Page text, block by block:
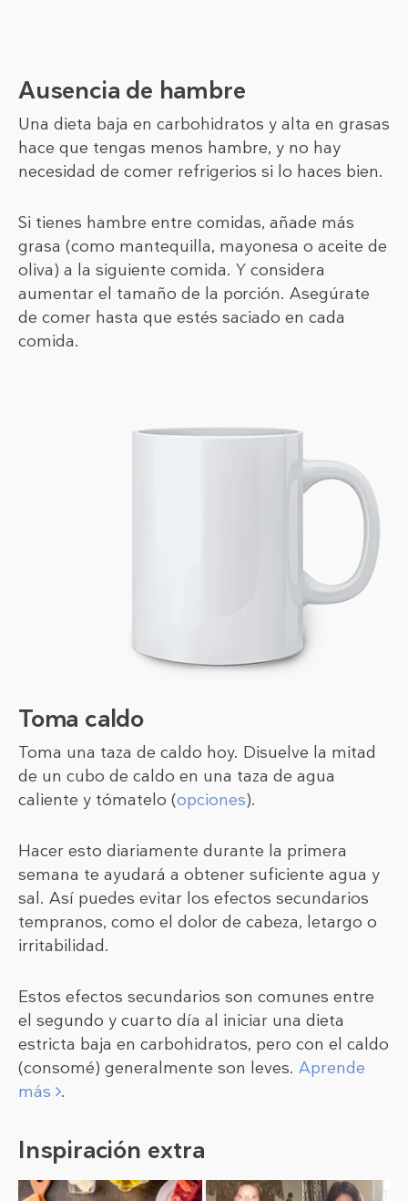
Ausencia de hambre
Una dieta baja en carbohidratos y alta en grasas
hace que tengas menos hambre, y no hay
necesidad de comer refrigerios si lo haces bien.
Si tienes hambre entre comidas, añade más
grasa (como mantequilla, mayonesa o aceite de
oliva) a la siguiente comida. Y considera
aumentar el tamaño de la porción. Asegúrate
de comer hasta que estés saciado en cada
comida.
Toma caldo
Toma una taza de caldo hoy. Disuelve la mitad
de un cubo de caldo en una taza de agua
caliente y tómatelo (opciones).
Hacer esto diariamente durante la primera
semana te ayudará a obtener suficiente agua y
sal. Así puedes evitar los efectos secundarios
tempranos, como el dolor de cabeza, letargo o
irritabilidad.
Estos efectos secundarios son comunes entre
el segundo y cuarto día al iniciar una dieta
estricta baja en carbohidratos, pero con el caldo
(consomé) generalmente son leves. Aprende
más .
Inspiración extra